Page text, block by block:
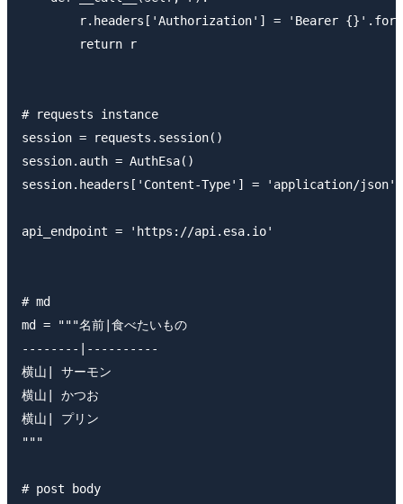
r.headers['Authorization'] = 'Bearer
        return r
# requests instance
session = requests.session()
session.auth = AuthEsa()
session.headers['Content-Type'] = 'application/json'
api_endpoint = 'https://api.esa.io'
# md
md = """名前|食べたいもの
--------|----------
横山| サーモン
横山| かつお
横山| プリン
"""
# post body